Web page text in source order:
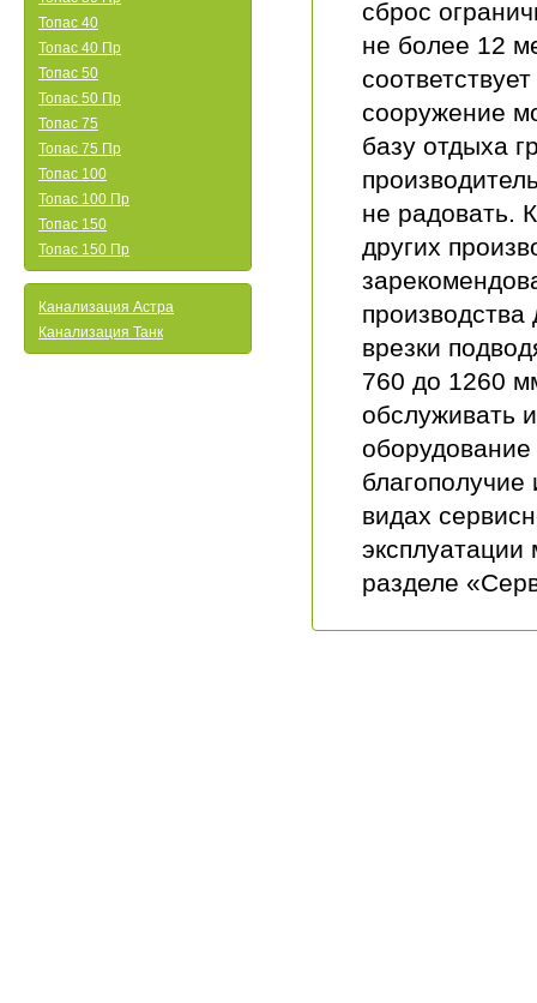
Топас 40
Топас 40 Пр
Топас 50
Топас 50 Пр
Топас 75
Топас 75 Пр
Топас 100
Топас 100 Пр
Топас 150
Топас 150 Пр
Канализация Астра
Канализация Танк
сброс
не более 12
сооружение
базу отдыха
не радовать.
других
врезки
760 до 1260
обслуживать
оборудование
видах
разделе